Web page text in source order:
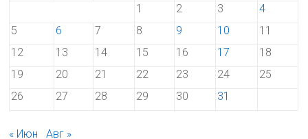
1
2 3
4
5
6 7 8 9 10
11
12
13 14 15 16 17
18
19
20 21 22 23 24
25
26
27 28 29 30 31
« Июн Авг »